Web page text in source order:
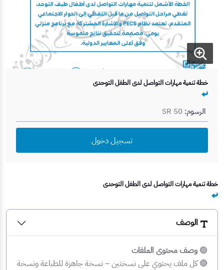
خطة تنمية مهارات التواصل لدى الطفل التوحدي
الوصف
🟢وصف محتوى الملفات
🔴 كل ملف يحتوي على نسختين – نسخة جاهزة للطباعة ونسخة
خطة تنمية مهارات التواصل لدى الطفل التوحدي
الرسوم:
تسجيل دخول